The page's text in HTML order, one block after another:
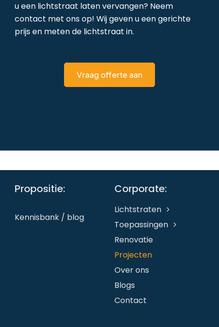
u een lichtstraat laten vervangen? Neem
contact met ons op! Wij geven u een gerichte
prijs en meten de lichtstraat in.
Vraag offerte aan
Propositie:
Kennisbank / blog
Corporate:
Lichtstraten
Toepassingen
Renovatie
Projecten
Over ons
Blogs
Contact